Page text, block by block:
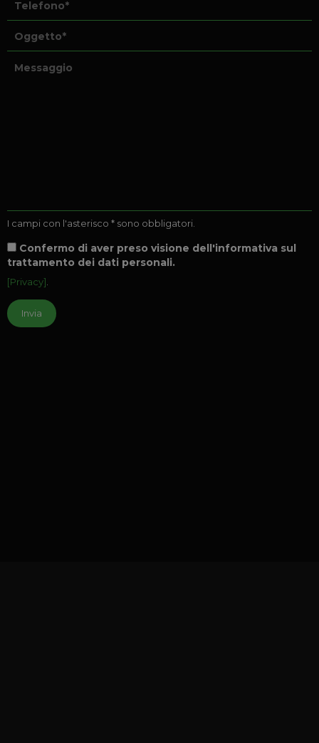
I campi con l'asterisco * sono obbligatori.
Confermo di aver preso visione dell'informativa sul
trattamento dei dati personali.
[Privacy]